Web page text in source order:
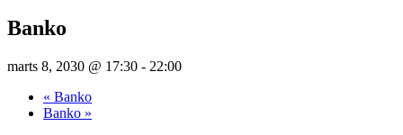
Banko
marts 8, 2030 @ 17:30 - 22:00
« Banko
Banko »